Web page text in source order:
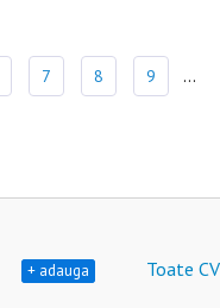
7 8 9 ...
+ adauga Toate